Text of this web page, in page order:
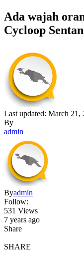
Ada wajah
Cycloop
Last updated: March 21,
By
admin
Byadmin
Follow:
531 Views
7 years ago
Share
SHARE